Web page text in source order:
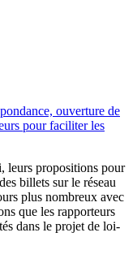
ouverture de
pour faciliter les
leurs propositions pour
billets sur le réseau
plus nombreux avec
que les rapporteurs
dans le projet de loi-